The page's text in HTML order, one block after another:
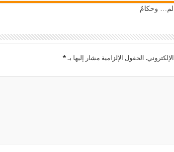
وحكامٌ
الحقول الإلزامية مشار إليها بـ*